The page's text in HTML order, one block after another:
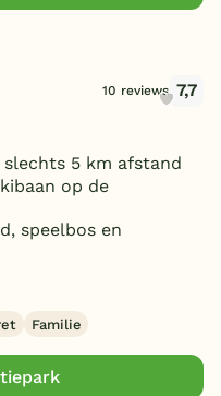
10 reviews 7,7
5 km afstand
op de
speelbos en
Familie